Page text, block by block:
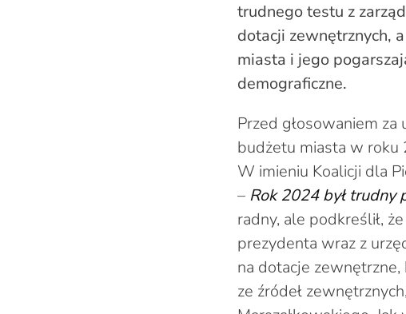
trudnego testu z
dotacji zewnętrznych,
miasta i jego
demograficzne.
Przed głosowaniem
budżetu miasta w roku
W imieniu Koalicji dla
– Rok 2024 był
radny, ale podkreślił,
prezydenta wraz z
na dotacje zewnętrzne,
ze źródeł